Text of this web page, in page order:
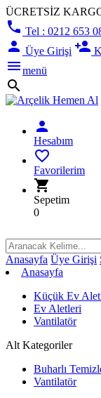
ÜCRETSİZ
phone Tel : 0212 653
person Üye Girişi person_add
menumenü
search
person
Hesabım
favorite_border
Favorilerim
shopping_cart
Sepetim
0
Anasayfa Üye Girişi
Anasayfa
Küçük Ev
Ev Aletleri
Vantilatör
Alt Kategoriler
Buharlı
Vantilatör